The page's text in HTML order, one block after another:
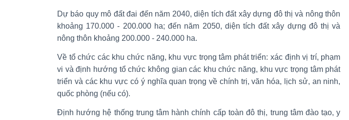
Dự báo quy mô đất đai đến năm 2040, diện tích đất xây dựng đô thị và nông thôn
khoảng 170.000 - 200.000 ha; đến năm 2050, diện tích đất xây dựng đô thị và
nông thôn khoảng 200.000 - 240.000 ha.
Về tổ chức các khu chức năng, khu vực trọng tâm phát triển: xác định vị trí, phạm
vi và định hướng tổ chức không gian các khu chức năng, khu vực trọng tâm phát
triển và các khu vực có ý nghĩa quan trọng về chính trị, văn hóa, lịch sử, an ninh,
quốc phòng (nếu có).
Định hướng hệ thống trung tâm hành chính cấp toàn đô thị, trung tâm đào tạo, y